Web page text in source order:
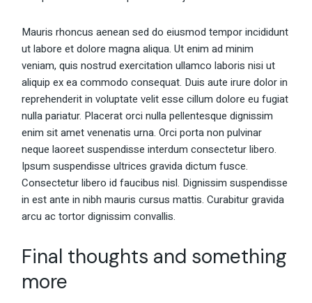
Mauris rhoncus aenean sed do eiusmod tempor incididunt
ut labore et dolore magna aliqua. Ut enim ad minim
veniam, quis nostrud exercitation ullamco laboris nisi ut
aliquip ex ea commodo consequat. Duis aute irure dolor in
reprehenderit in voluptate velit esse cillum dolore eu fugiat
nulla pariatur. Placerat orci nulla pellentesque dignissim
enim sit amet venenatis urna. Orci porta non pulvinar
neque laoreet suspendisse interdum consectetur libero.
Ipsum suspendisse ultrices gravida dictum fusce.
Consectetur libero id faucibus nisl. Dignissim suspendisse
in est ante in nibh mauris cursus mattis. Curabitur gravida
arcu ac tortor dignissim convallis.
Final thoughts and something
more